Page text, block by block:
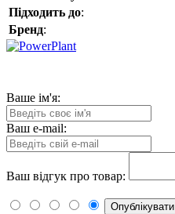
Підходить до:
Бренд:
Ваше ім'я:
Ваш e-mail:
Ваш відгук про товар:
Опублікувати